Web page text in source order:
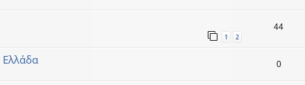
1 2
44
Ελλάδα 0